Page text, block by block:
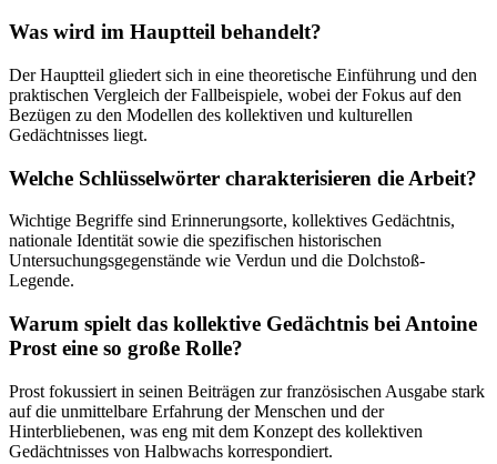
Was wird im Hauptteil behandelt?
Der Hauptteil gliedert sich in eine theoretische Einführung und den
praktischen Vergleich der Fallbeispiele, wobei der Fokus auf den
Bezügen zu den Modellen des kollektiven und kulturellen
Gedächtnisses liegt.
Welche Schlüsselwörter charakterisieren die Arbeit?
Wichtige Begriffe sind Erinnerungsorte, kollektives Gedächtnis,
nationale Identität sowie die spezifischen historischen
Untersuchungsgegenstände wie Verdun und die Dolchstoß-
Legende.
Warum spielt das kollektive Gedächtnis bei Antoine
Prost eine so große Rolle?
Prost fokussiert in seinen Beiträgen zur französischen Ausgabe stark
auf die unmittelbare Erfahrung der Menschen und der
Hinterbliebenen, was eng mit dem Konzept des kollektiven
Gedächtnisses von Halbwachs korrespondiert.